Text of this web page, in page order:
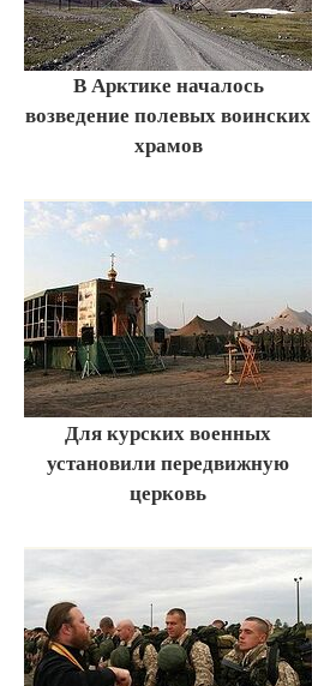
В Арктике началось
возведение полевых воинских
храмов
Для курских военных
установили передвижную
церковь